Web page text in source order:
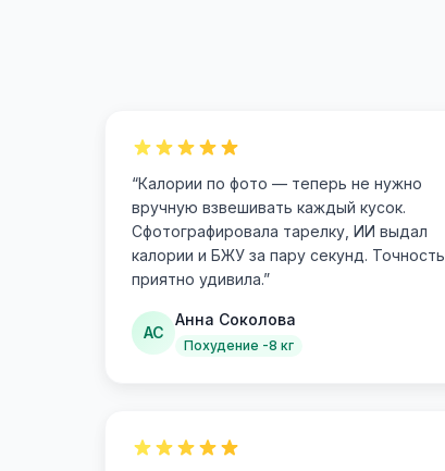
“Калории по фото — теперь не нужно
вручную взвешивать каждый кусок.
Сфотографировала тарелку, ИИ выдал
калории и БЖУ за пару секунд. Точность
приятно удивила.”
АС
Анна Соколова
Похудение -8 кг